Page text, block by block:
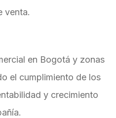
venta.
en Bogotá y zonas
el cumplimiento de los
y crecimiento